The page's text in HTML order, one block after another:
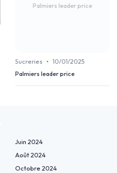
Palmiers leader price
Sucreries • 10/01/2025
Palmiers leader price
Juin 2024
Août 2024
Octobre 2024